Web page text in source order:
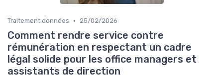
Traitement données • 25/02/2026
Comment rendre service contre
rémunération en respectant un cadre
légal solide pour les office managers et
assistants de direction